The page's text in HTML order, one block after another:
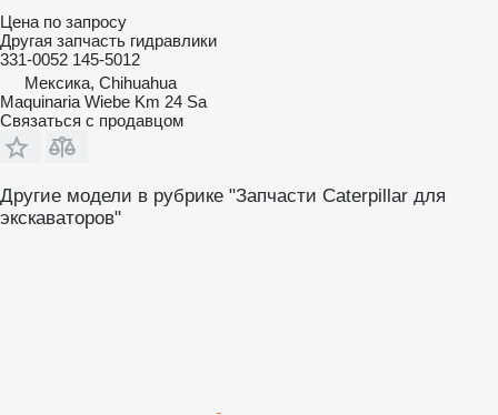
Цена по запросу
Другая запчасть гидравлики
331-0052 145-5012
Мексика, Chihuahua
Maquinaria Wiebe Km 24 Sa
Связаться с продавцом
Другие модели в рубрике "Запчасти Caterpillar для
экскаваторов"